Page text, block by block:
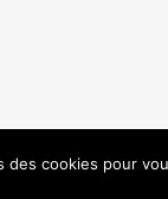
des cookies pour